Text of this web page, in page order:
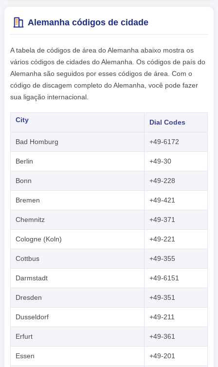
Alemanha códigos de cidade
A tabela de códigos de área do Alemanha abaixo mostra os
vários códigos de cidades do Alemanha. Os códigos de país do
Alemanha são seguidos por esses códigos de área. Com o
código de discagem completo do Alemanha, você pode fazer
sua ligação internacional.
City Dial Codes
Bad Homburg +49-6172
Berlin +49-30
Bonn +49-228
Bremen +49-421
Chemnitz +49-371
Cologne (Koln) +49-221
Cottbus +49-355
Darmstadt +49-6151
Dresden +49-351
Dusseldorf +49-211
Erfurt +49-361
Essen +49-201